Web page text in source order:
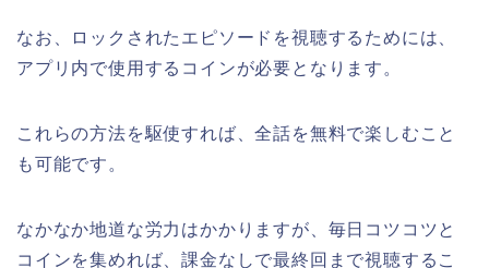
なお、ロックされたエピソードを視聴するためには、
アプリ内で使用するコインが必要となります。
これらの方法を駆使すれば、全話を無料で楽しむこと
も可能です。
なかなか地道な労力はかかりますが、毎日コツコツと
コインを集めれば、課金なしで最終回まで視聴するこ